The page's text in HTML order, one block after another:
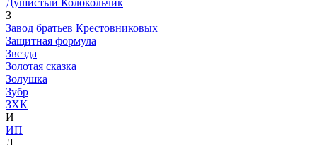
Душистый Колокольчик
З
Завод братьев Крестовниковых
Защитная формула
Звезда
Золотая сказка
Золушка
Зубр
ЗХК
И
ИП
Л